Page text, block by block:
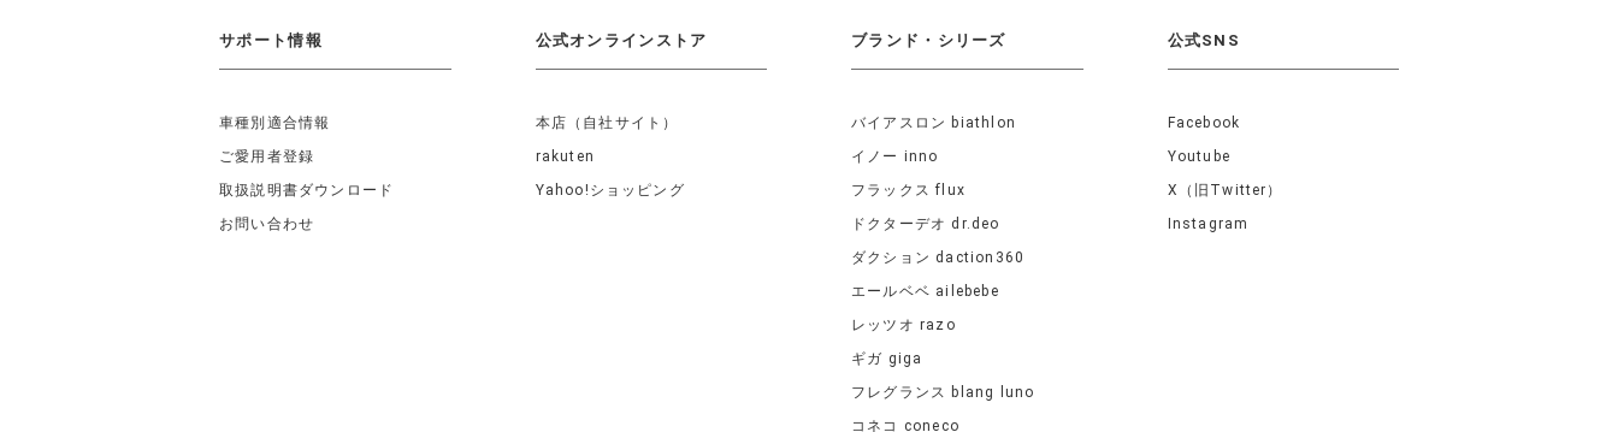
サポート情報
車種別適合情報
ご愛用者登録
取扱説明書ダウンロード
お問い合わせ
公式オンラインストア
本店（自社サイト）
rakuten
Yahoo!ショッピング
ブランド・シリーズ
バイアスロン biathlon
イノー inno
フラックス flux
ドクターデオ dr.deo
ダクション daction360
エールベベ ailebebe
レッツオ razo
ギガ giga
フレグランス blang luno
コネコ coneco
公式SNS
Facebook
Youtube
X（旧Twitter）
Instagram